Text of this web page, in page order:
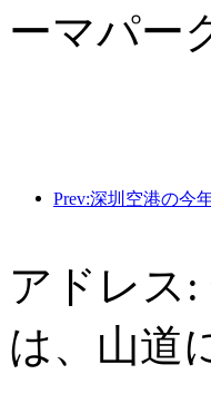
ーマパー
アドレス
は、山道